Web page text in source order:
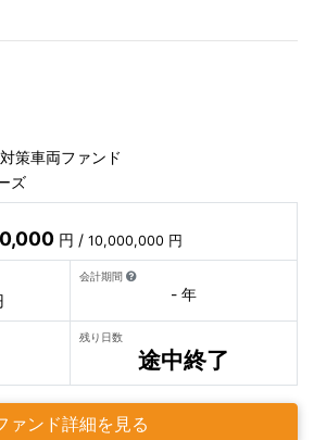
策車両ファンド
ズ
円 / 10,000,000 円
会計期間
- 年
残り日数
途中終了
ァンド詳細を見る